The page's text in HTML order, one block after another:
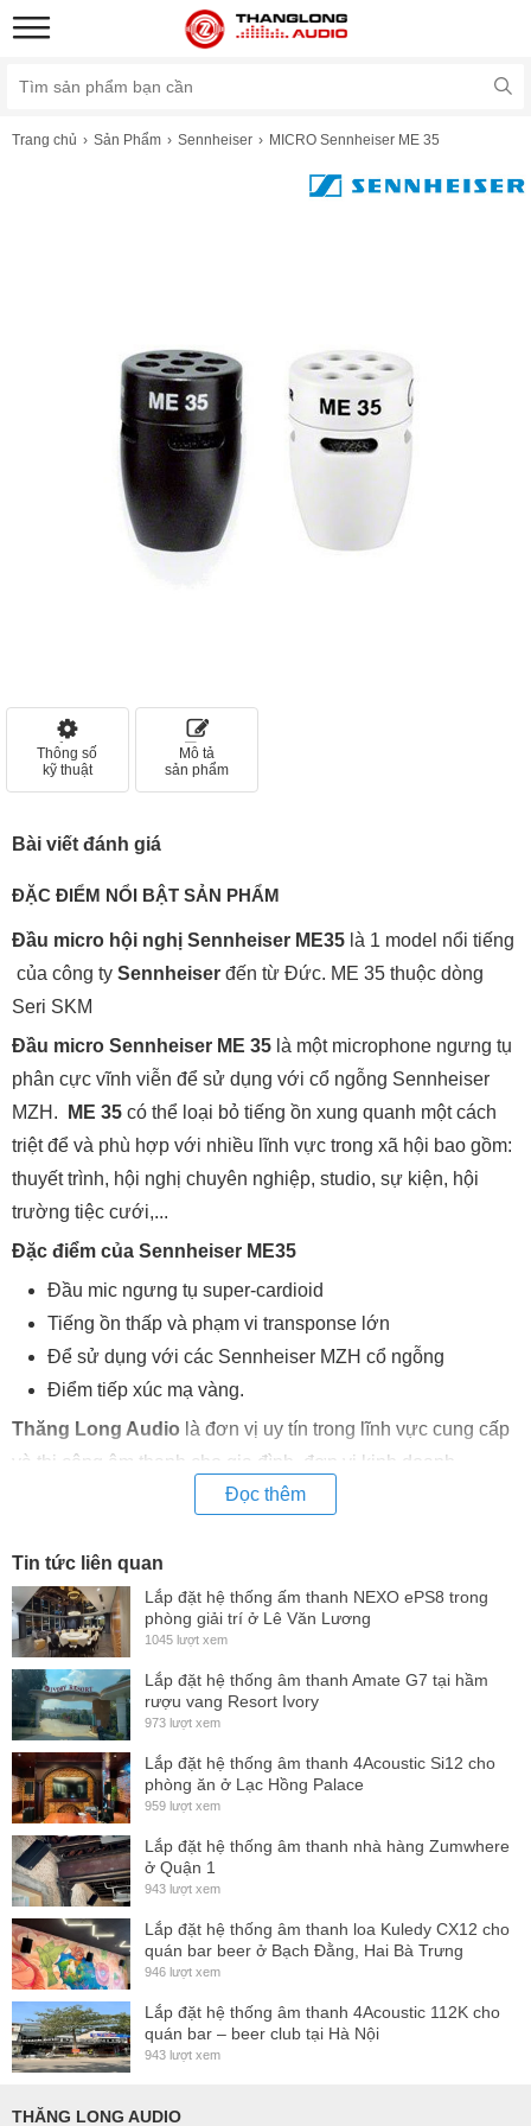
Trang chủ Sản Phẩm Sennheiser MICRO Sennheiser ME 35
Thông số
kỹ thuật
Mô tả
sản phẩm
Bài viết đánh giá
ĐẶC ĐIỂM NỔI BẬT SẢN PHẨM
Đầu micro hội nghị Sennheiser ME35 là 1 model nổi tiếng
của công ty Sennheiser đến từ Đức. ME 35 thuộc dòng
Seri SKM
Đầu micro Sennheiser ME 35 là một microphone ngưng tụ
phân cực vĩnh viễn để sử dụng với cổ ngỗng Sennheiser
MZH.
ME 35 có thể loại bỏ tiếng ồn xung quanh một cách
triệt để và phù hợp với nhiều lĩnh vực trong xã hội bao gồm:
thuyết trình, hội nghị chuyên nghiệp, studio, sự kiện, hội
trường tiệc cưới,...
Đặc điểm của Sennheiser ME35
Đầu mic ngưng tụ super-cardioid
Tiếng ồn thấp và phạm vi transponse lớn
Để sử dụng với các Sennheiser MZH cổ ngỗng
Điểm tiếp xúc mạ vàng.
Thăng Long Audio là đơn vị uy tín trong lĩnh vực cung cấp
và thi công âm thanh cho gia đình, đơn vị kinh doanh,...
đáng để bạn gửi gắm sự tin tưởng. Đến với Thăng Long
mua được sản phẩm phù hợp nhất với hệ thống âm thanh
mà không cần lo lắng về chế độ bảo hành sau này. Với đội
ngũ nhân viên chuyên nghiệp, có trình độ nghề nghiệp được
đào tạo chuyên sâu, nhiệt tình chắc chắn sẽ mang lại sự hài
lòng cho quý khách hàng.
Đọc thêm
Tin tức liên quan
Lắp đặt hệ thống ấm thanh NEXO ePS8 trong
phòng giải trí ở Lê Văn Lương
1045 lượt xem
Lắp đặt hệ thống âm thanh Amate G7 tại hầm
rượu vang Resort Ivory
973 lượt xem
Lắp đặt hệ thống âm thanh 4Acoustic Si12 cho
phòng ăn ở Lạc Hồng Palace
959 lượt xem
Lắp đặt hệ thống âm thanh nhà hàng Zumwhere
ở Quận 1
943 lượt xem
Lắp đặt hệ thống âm thanh loa Kuledy CX12 cho
quán bar beer ở Bạch Đằng, Hai Bà Trưng
946 lượt xem
Lắp đặt hệ thống âm thanh 4Acoustic 112K cho
quán bar – beer club tại Hà Nội
943 lượt xem
THĂNG LONG AUDIO